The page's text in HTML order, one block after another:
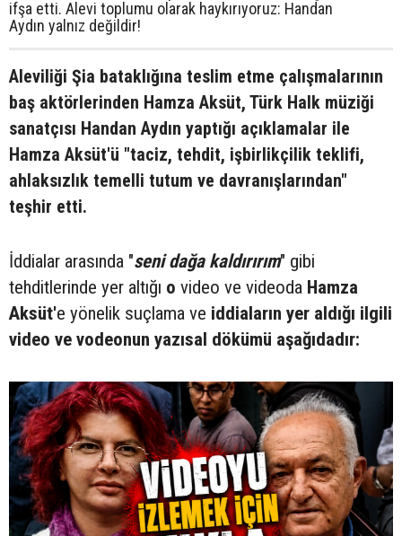
ifşa etti. Alevi toplumu olarak haykırıyoruz: Handan
Aydın yalnız değildir!
Aleviliği Şia bataklığına teslim etme çalışmalarının
baş aktörlerinden Hamza Aksüt, Türk Halk müziği
sanatçısı Handan Aydın yaptığı açıklamalar ile
Hamza Aksüt'ü "taciz, tehdit, işbirlikçilik teklifi,
ahlaksızlık temelli tutum ve davranışlarından"
teşhir etti.
İddialar arasında "seni dağa kaldırırım" gibi
tehditlerinde yer altığı o video ve videoda Hamza
Aksüt'e yönelik suçlama ve iddiaların yer aldığı ilgili
video ve vodeonun yazısal dökümü aşağıdadır: